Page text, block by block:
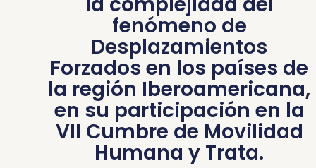
fenómeno de
Desplazamientos
Forzados en los países de
la región Iberoamericana,
en su participación en la
VII Cumbre de Movilidad
Humana y Trata.